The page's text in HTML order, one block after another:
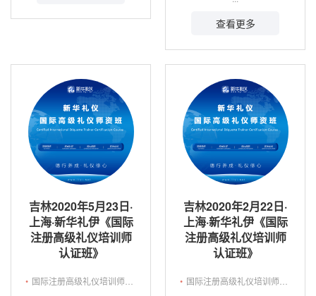
查看更多
吉林2020年5月23日·
上海·新华礼伊《国际
注册高级礼仪培训师
认证班》
• 国际注册高级礼仪培训师认证班
吉林2020年2月22日·
上海·新华礼伊《国际
注册高级礼仪培训师
认证班》
• 国际注册高级礼仪培训师认证